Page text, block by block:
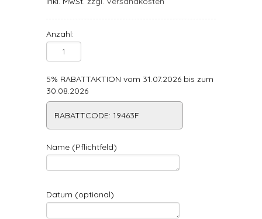
Anzahl:
5% RABATTAKTION vom 31.07.2026 bis zum
30.08.2026
RABATTCODE: 19463F
Name (Pflichtfeld)
Datum (optional)